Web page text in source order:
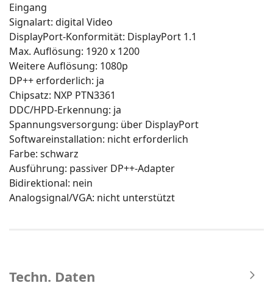
Eingang
Signalart: digital Video
DisplayPort-Konformität: DisplayPort 1.1
Max. Auflösung: 1920 x 1200
Weitere Auflösung: 1080p
DP++ erforderlich: ja
Chipsatz: NXP PTN3361
DDC/HPD-Erkennung: ja
Spannungsversorgung: über DisplayPort
Softwareinstallation: nicht erforderlich
Farbe: schwarz
Ausführung: passiver DP++-Adapter
Bidirektional: nein
Analogsignal/VGA: nicht unterstützt
Techn. Daten